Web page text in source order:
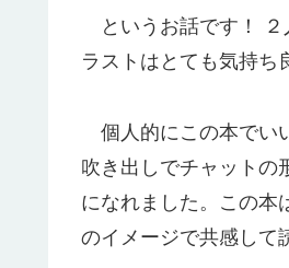
というお話です！ ２
ラストはとても気持ち
個人的にこの本でい
吹き出しでチャットの
になれました。この本
のイメージで共感して